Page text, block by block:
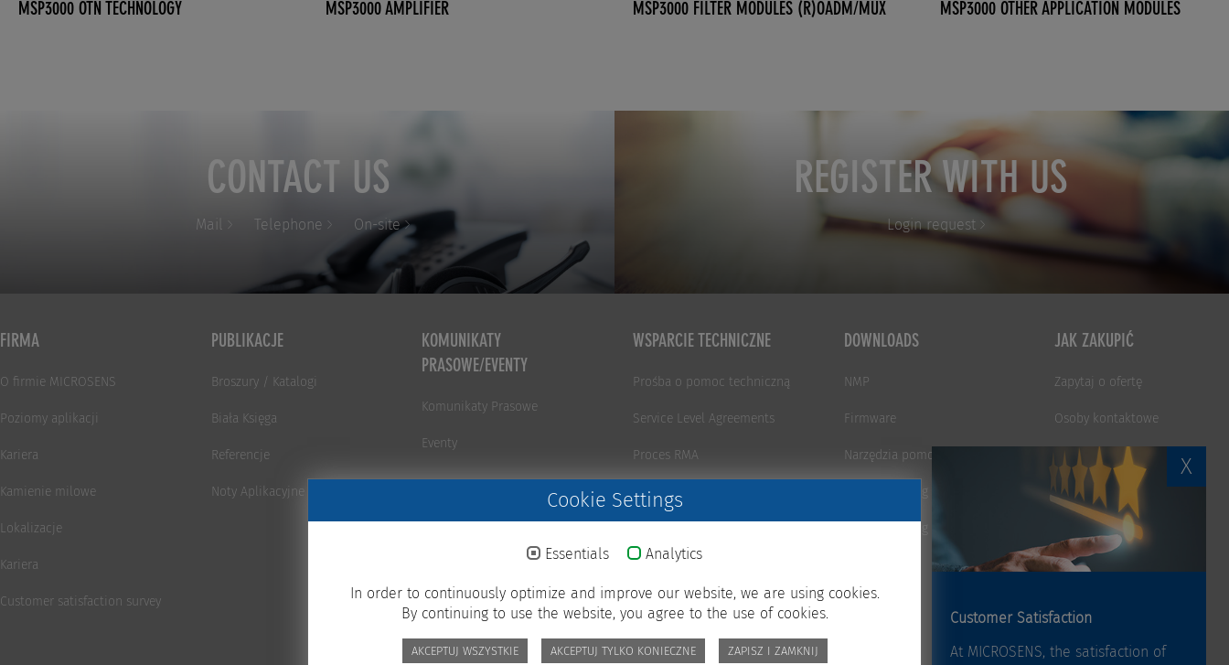
X
Customer Satisfaction
At MICROSENS, the satisfaction of
MSP3000 OTN TECHNOLOGY MSP3000 AMPLIFIER MSP3000 FILTER MODULES (R)OADM/MUX MSP3000 OTHER APPLICATION MODULES
CONTACT US
Mail Telephone On-site
REGISTER WITH US
Login request
FIRMA
O firmie MICROSENS
Poziomy aplikacji
Kariera
Kamienie milowe
Lokalizacje
Kariera
Customer satisfaction survey
PUBLIKACJE
Broszury / Katalogi
Biała Księga
Referencje
Noty Aplikacyjne
KOMUNIKATY
PRASOWE/EVENTY
Komunikaty Prasowe
Eventy
WSPARCIE TECHNICZNE
Prośba o pomoc techniczną
Service Level Agreements
Proces RMA
Portal wsparcia technicznego
Newsletter - TechNews
Customer satisfaction survey
DOWNLOADS
NMP
Firmware
Narzędzia pomocnicze
Smart Building Manager
JAK ZAKUPIĆ
Zapytaj o ofertę
Osoby kontaktowe
Formularz kontaktowy
Kariera
Cookie Settings
Essentials Analytics
In order to continuously optimize and improve our website, we are using cookies.
By continuing to use the website, you agree to the use of cookies.
AKCEPTUJ WSZYSTKIE AKCEPTUJ TYLKO KONIECZNE ZAPISZ I ZAMKNIJ